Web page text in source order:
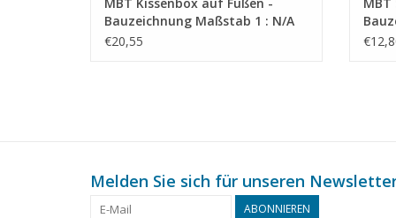
Bauzeichnung Maßstab 1 : N/A
(45.17.009)
€20,55
Melden Sie sich für unseren
ABONNIEREN